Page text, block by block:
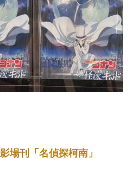
場刊「名偵探柯南」